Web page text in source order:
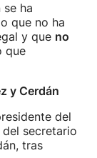
ha
que no ha
y que no
que
y Cerdán
del
del secretario
tras